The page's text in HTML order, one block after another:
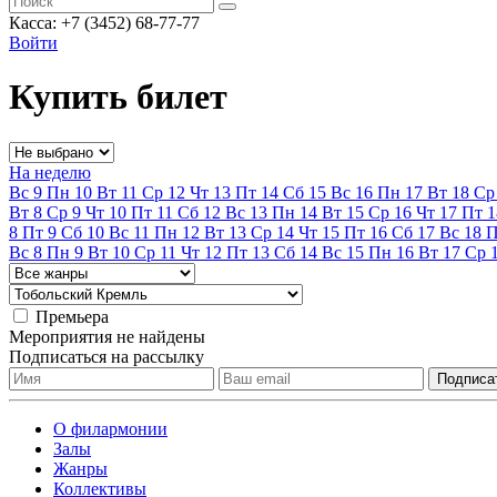
Касса: +7 (3452) 68-77-77
Войти
Купить билет
На неделю
Вс 9 Пн 10 Вт 11 Ср 12 Чт 13 Пт 14 Сб 15 Вс 16 Пн 17 Вт 18 Ср
Вт 8 Ср 9 Чт 10 Пт 11 Сб 12 Вс 13 Пн 14 Вт 15 Ср 16 Чт 17 Пт
8 Пт 9 Сб 10 Вс 11 Пн 12 Вт 13 Ср 14 Чт 15 Пт 16 Сб 17 Вс 18
Вс 8 Пн 9 Вт 10 Ср 11 Чт 12 Пт 13 Сб 14 Вс 15 Пн 16 Вт 17 Ср
Премьера
Мероприятия не найдены
Подписаться на рассылку
О филармонии
Залы
Жанры
Коллективы